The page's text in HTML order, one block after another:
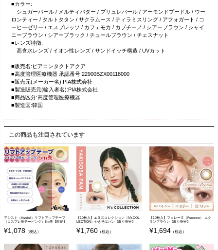
■カラー:
シュガーパール / メルティバター / ブリュレパール / アーモンドプードル / ウー
ロンティー / タルトタタン / サクラムース / ティラミスリング / アフォガート / コ
ーヒーゼリー / エスプレッソ / カフェモカ / カプチーノ / シアーブラウン / シャイ
ニーブラウン / シアーブラック / チュールブラウン / チェスナット
■レンズ特徴:
高含水レンズ / イオン性レンズ / サンドイッチ構造 / UVカット
■販売名:ピアコンタクトアクア
■高度管理医療機器 承認番号:22900BZX00118000
■販売元(メーカー名):PIA株式会社
■製造販売元(輸入者名):PIA株式会社
■商品区分:高度管理医療機器
■製造国:韓国
この商品も注目されています
アシスト（Assist）リフトアップテープ
（コスプレ用テーピング）5m巻【即納】
¥1,078 （税込）
【10枚入】エヌズコレクション（N'sCOL
LECTION）やきそばパン【取り寄せ】
¥1,760 （税込）
【10枚入】フェレーヌ（Ferenne） エク
リンブラウン【取り寄せ】
¥1,694（税込）